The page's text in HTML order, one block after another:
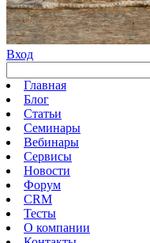
Вход
Главная
Блог
Статьи
Семинары
Вебинары
Сервисы
Новости
Форум
CRM
Тесты
О компании